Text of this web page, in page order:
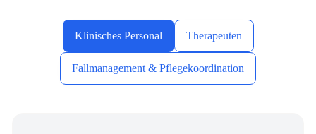
Klinisches Personal Therapeuten
Fallmanagement & Pflegekoordination